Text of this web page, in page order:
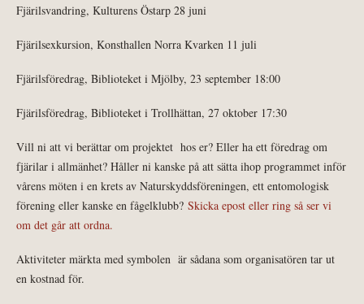
Fjärilsvandring, Kulturens Östarp 28 juni
Fjärilsexkursion, Konsthallen Norra Kvarken 11 juli
Fjärilsföredrag, Biblioteket i Mjölby, 23 september 18:00
Fjärilsföredrag, Biblioteket i Trollhättan, 27 oktober 17:30
Vill ni att vi berättar om projektet hos er? Eller ha ett föredrag om
fjärilar i allmänhet? Håller ni kanske på att sätta ihop programmet inför
vårens möten i en krets av Naturskyddsföreningen, ett entomologisk
förening eller kanske en fågelklubb? Skicka epost eller ring så ser vi
om det går att ordna.
Aktiviteter märkta med symbolen är sådana som organisatören tar ut
en kostnad för.